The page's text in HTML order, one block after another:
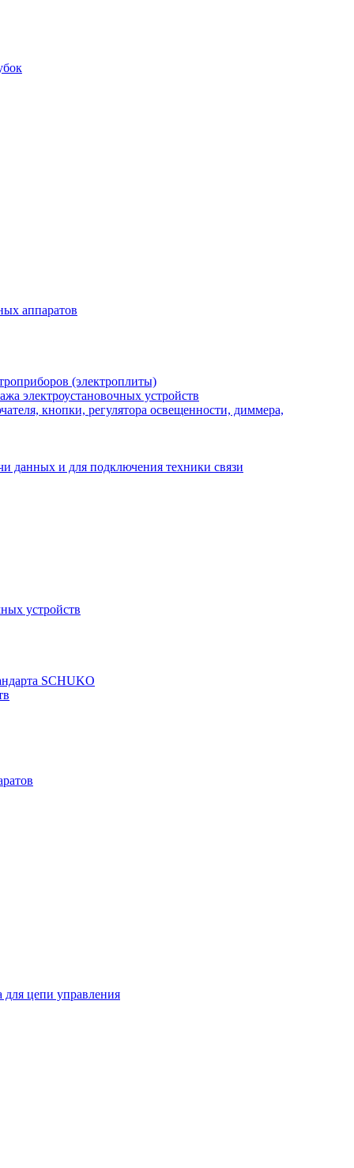
аппаратов
(электроплиты)
электроустановочных устройств
кнопки, регулятора освещенности, диммера,
данных и для подключения техники связи
устройств
SCHUKO
для цепи управления